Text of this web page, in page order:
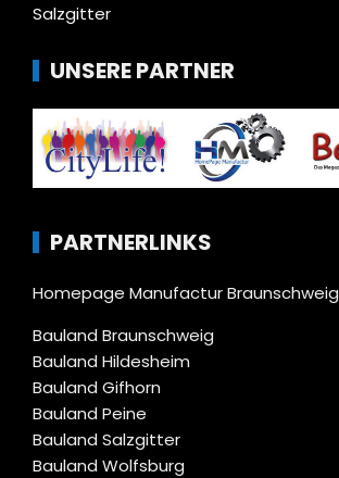
Salzgitter
UNSERE PARTNER
PARTNERLINKS
Homepage Manufactur Braunschweig
Bauland Braunschweig
Bauland Hildesheim
Bauland Gifhorn
Bauland Peine
Bauland Salzgitter
Bauland Wolfsburg